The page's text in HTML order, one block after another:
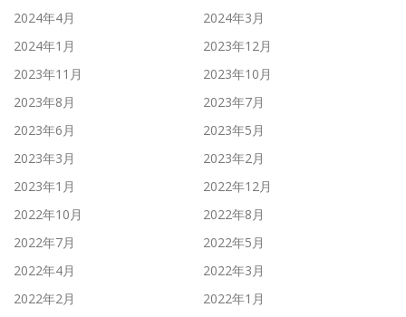
2024年4月
2024年3月
2024年1月
2023年12月
2023年11月
2023年10月
2023年8月
2023年7月
2023年6月
2023年5月
2023年3月
2023年2月
2023年1月
2022年12月
2022年10月
2022年8月
2022年7月
2022年5月
2022年4月
2022年3月
2022年2月
2022年1月